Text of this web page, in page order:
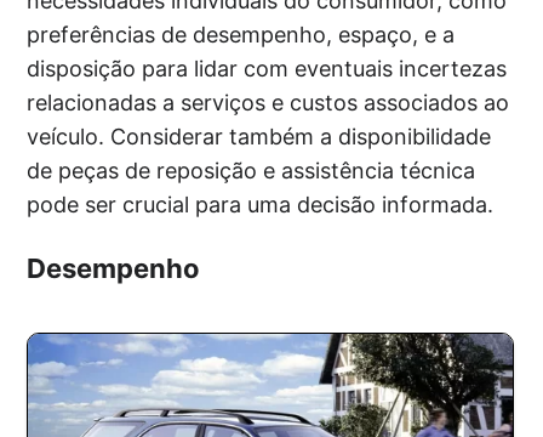
preferências de desempenho, espaço, e a
disposição para lidar com eventuais incertezas
relacionadas a serviços e custos associados ao
veículo. Considerar também a disponibilidade
de peças de reposição e assistência técnica
pode ser crucial para uma decisão informada.
Desempenho